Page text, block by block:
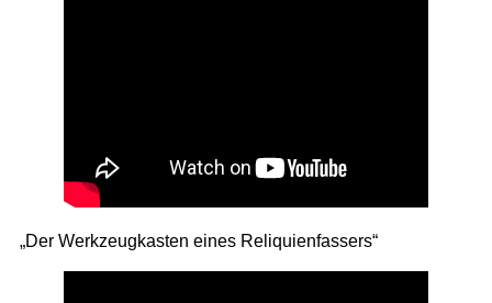
„Der Werkzeugkasten eines Reliquienfassers“